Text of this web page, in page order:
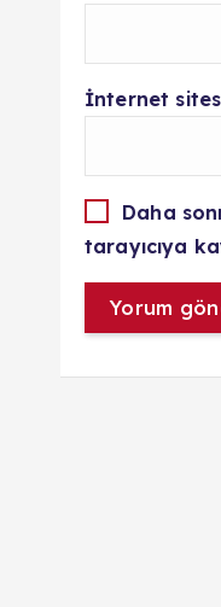
İnternet
Daha
tarayıcıya